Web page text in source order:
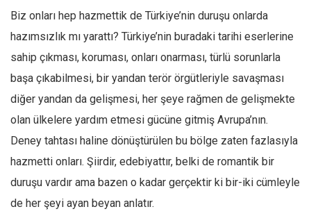
Avustralya
Tarih
Düşünce
Dosyalar
Biz onları hep hazmettik de Türkiye’nin duruşu onlarda
hazımsızlık mı yarattı? Türkiye’nin buradaki tarihi eserlerine
sahip çıkması, koruması, onları onarması, türlü sorunlarla
başa çıkabilmesi, bir yandan terör örgütleriyle savaşması
diğer yandan da gelişmesi, her şeye rağmen de gelişmekte
olan ülkelere yardım etmesi gücüne gitmiş Avrupa’nın.
Deney tahtası haline dönüştürülen bu bölge zaten fazlasıyla
hazmetti onları. Şiirdir, edebiyattır, belki de romantik bir
duruşu vardır ama bazen o kadar gerçektir ki bir-iki cümleyle
de her şeyi ayan beyan anlatır.